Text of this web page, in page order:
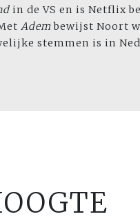
in de VS en is Netflix
Adembewijst Noort
stemmen is in